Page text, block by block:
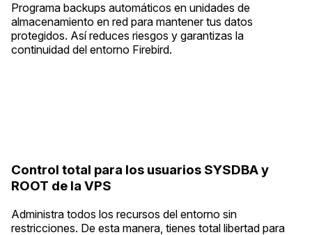
Programa backups automáticos en unidades de
almacenamiento en red para mantener tus datos
protegidos. Así reduces riesgos y garantizas la
continuidad del entorno Firebird.
Control total para los usuarios SYSDBA y
ROOT de la VPS
Administra todos los recursos del entorno sin
restricciones. De esta manera, tienes total libertad para